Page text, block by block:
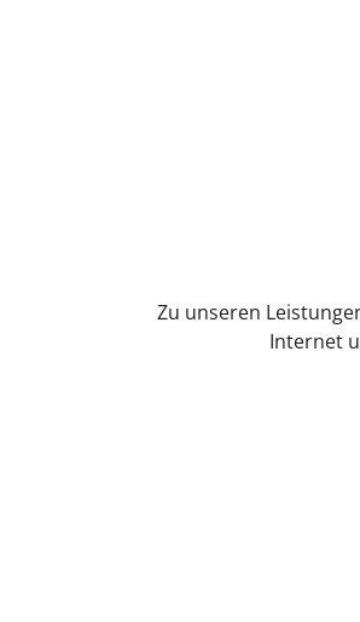
Zu unseren
Internet